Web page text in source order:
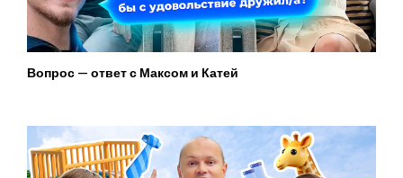
Вопрос — ответ с Максом и Катей